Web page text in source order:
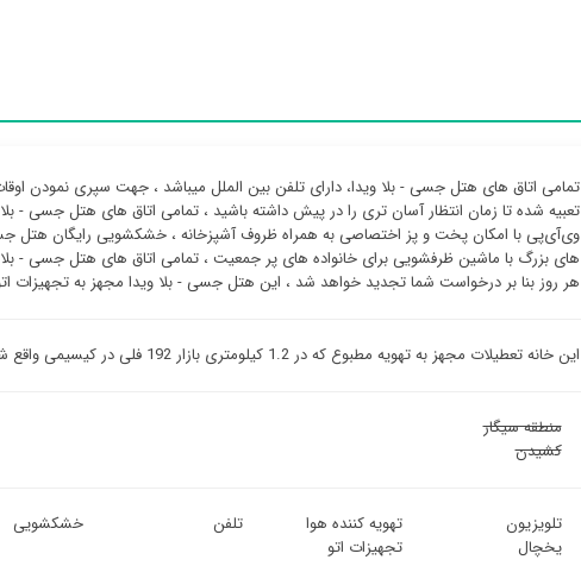
تمامی اتاق های هتل جسی - بلا ویدا، دارای تلفن بین الملل میباشد ، جهت سپری نمودن
تعبیه شده تا زمان انتظار آسان تری را در پیش داشته باشید ، تمامی اتاق های هتل جسی -
وی‌آی‌پی با امکان پخت و پز اختصاصی به همراه ظروف آشپزخانه ، خشکشویی رایگان هتل
های بزرگ با ماشین ظرفشویی برای خانواده های پر جمعیت ، تمامی اتاق های هتل جسی -
هر روز بنا بر درخواست شما تجدید خواهد شد ، این هتل جسی - بلا ویدا مجهز به
این خانه تعطیلات مجهز به تهویه مطبوع که در 1.2 کیلومتری بازار 192 فلی در کیسیمی واقع شده است و دارای استخر روباز است.
منطقه سیگار
کشیدن
تلویزیون تهویه کننده هوا تلفن خشکشویی
یخچال
تجهیزات اتو